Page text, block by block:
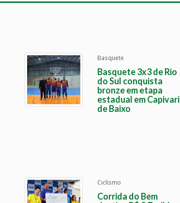
Basquete
Basquete 3x3 de Rio
do Sul conquista
bronze em etapa
estadual em Capivari
de Baixo
Ciclismo
Corrida do Bem